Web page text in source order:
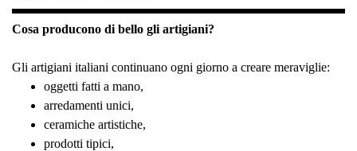
Cosa producono di bello gli artigiani?
Gli artigiani italiani continuano ogni giorno a creare meraviglie:
oggetti fatti a mano,
arredamenti unici,
ceramiche artistiche,
prodotti tipici,